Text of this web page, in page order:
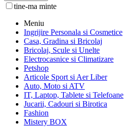
tine-ma minte
Meniu
Ingrijire Personala si Cosmetice
Casa, Gradina si Bricolaj
Bricolaj, Scule si Unelte
Electrocasnice si Climatizare
Petshop
Articole Sport si Aer Liber
Auto, Moto si ATV
IT, Laptop, Tablete si Telefoane
Jucarii, Cadouri si Birotica
Fashion
Mistery BOX